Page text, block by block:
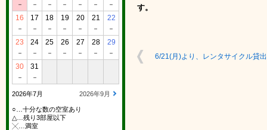
－ － － － － － －
16
－
17
－
18
－
19
－
20
－
21
－
22
－
23
－
24
－
25
－
26
－
27
－
28
－
29
－
30
－
31
－
2026年7月 2026年9月
○…十分な数の空室あり
△…残り3部屋以下
╳…満室
す。
6/21(月)より、レンタサイクル貸